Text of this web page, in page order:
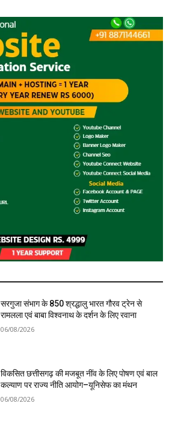
सरगुजा संभाग के 850 श्रद्धालु भारत गौरव ट्रेन से
रामलला एवं बाबा विश्वनाथ के दर्शन के लिए रवाना
06/08/2026
विकसित छत्तीसगढ़ की मजबूत नींव के लिए पोषण एवं बाल
कल्याण पर राज्य नीति आयोग–यूनिसेफ का मंथन
06/08/2026